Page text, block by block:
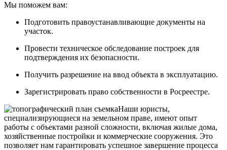
Мы поможем вам:
Подготовить правоустанавливающие документы на
участок.
Провести техническое обследование построек для
подтверждения их безопасности.
Получить разрешение на ввод объекта в эксплуатацию.
Зарегистрировать право собственности в Росреестре.
Наши юристы,
специализирующиеся на земельном праве, имеют опыт
работы с объектами разной сложности, включая жилые дома,
хозяйственные постройки и коммерческие сооружения. Это
позволяет нам гарантировать успешное завершение процесса